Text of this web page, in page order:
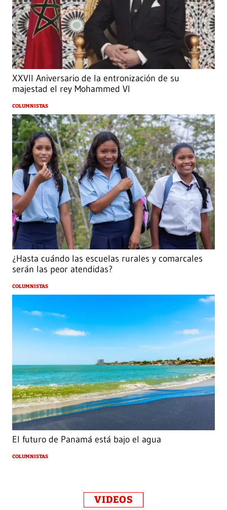
XXVII Aniversario de la entronización de su
majestad el rey Mohammed VI
COLUMNISTAS
¿Hasta cuándo las escuelas rurales y comarcales
serán las peor atendidas?
COLUMNISTAS
El futuro de Panamá está bajo el agua
COLUMNISTAS
VIDEOS